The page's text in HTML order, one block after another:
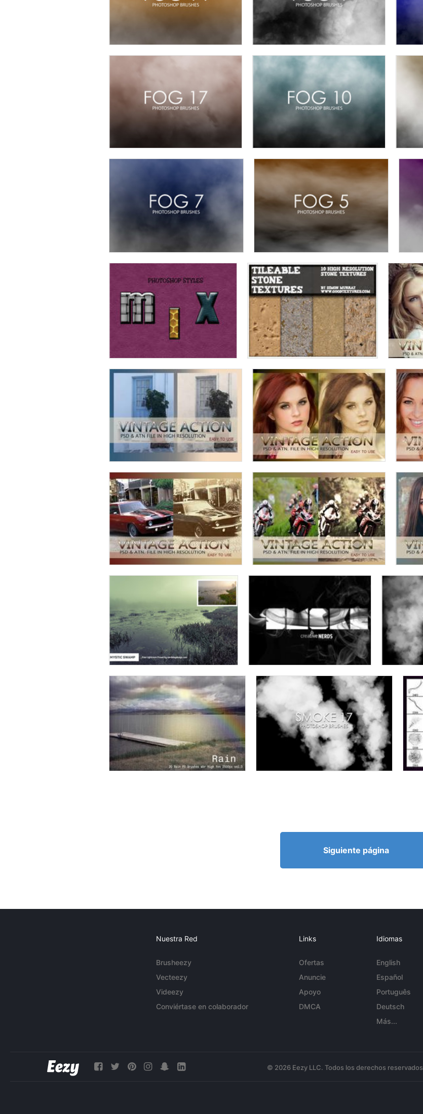
Siguiente página
Nuestra Red
Brusheezy
Vecteezy
Videezy
Conviértase en colaborador
Links
Ofertas
Anuncie
Apoyo
DMCA
Idiomas
English
Español
Português
Deutsch
Más...
© 2026 Eezy LLC. Todos los derechos reservados